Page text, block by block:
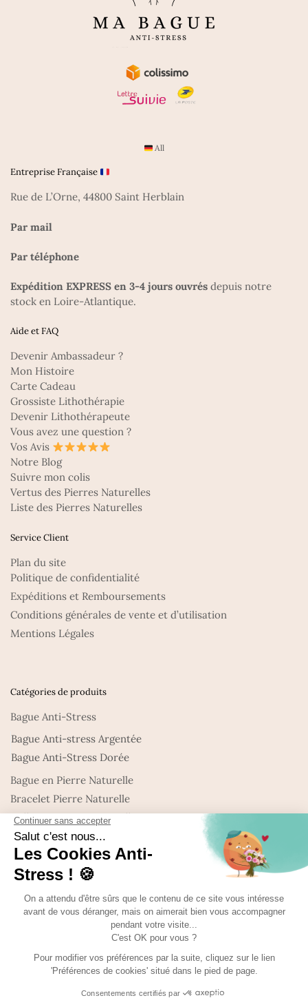
All
Entreprise Française
Rue de L’Orne, 44800 Saint Herblain
Par mail
Par téléphone
Expédition EXPRESS en 3-4 jours ouvrés depuis notre
stock en Loire-Atlantique.
Aide et FAQ
Devenir Ambassadeur ?
Mon Histoire
Carte Cadeau
Grossiste Lithothérapie
Devenir Lithothérapeute
Vous avez une question ?
Vos Avis
Notre Blog
Suivre mon colis
Vertus des Pierres Naturelles
Liste des Pierres Naturelles
Service Client
Plan du site
Politique de confidentialité
Expéditions et Remboursements
Conditions générales de vente et d’utilisation
Mentions Légales
Catégories de produits
Bague Anti-Stress
Bague Anti-stress Argentée
Bague Anti-Stress Dorée
Bague en Pierre Naturelle
Bracelet Pierre Naturelle
Collier en Pierre Naturelle
Nouveautés : Bijoux en Pierre naturelle
Promo
Uncategorized
Ma-bague-Antistress 2025